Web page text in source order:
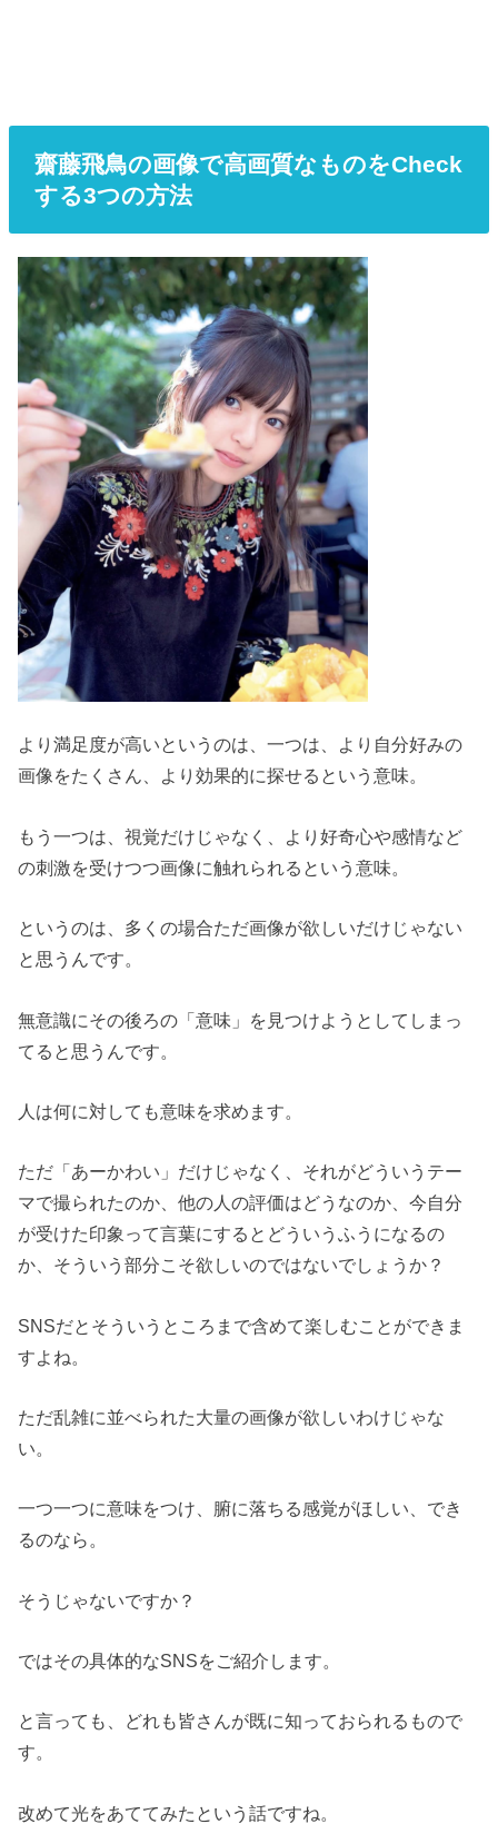
齋藤飛鳥の画像で高画質なものをCheck
する3つの方法
より満足度が高いというのは、一つは、より自分好みの
画像をたくさん、より効果的に探せるという意味。
もう一つは、視覚だけじゃなく、より好奇心や感情など
の刺激を受けつつ画像に触れられるという意味。
というのは、多くの場合ただ画像が欲しいだけじゃない
と思うんです。
無意識にその後ろの「意味」を見つけようとしてしまっ
てると思うんです。
人は何に対しても意味を求めます。
ただ「あーかわい」だけじゃなく、それがどういうテー
マで撮られたのか、他の人の評価はどうなのか、今自分
が受けた印象って言葉にするとどういうふうになるの
か、そういう部分こそ欲しいのではないでしょうか？
SNSだとそういうところまで含めて楽しむことができま
すよね。
ただ乱雑に並べられた大量の画像が欲しいわけじゃな
い。
一つ一つに意味をつけ、腑に落ちる感覚がほしい、でき
るのなら。
そうじゃないですか？
ではその具体的なSNSをご紹介します。
と言っても、どれも皆さんが既に知っておられるもので
す。
改めて光をあててみたという話ですね。